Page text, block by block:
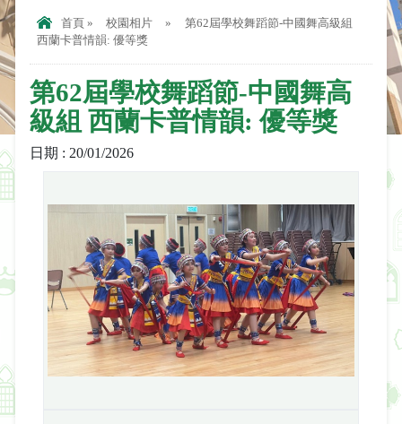
首頁 » 校園相片 »
第62屆學校舞蹈節-中國舞高級組
西蘭卡普情韻: 優等獎
第62屆學校舞蹈節-中國舞高
級組 西蘭卡普情韻: 優等獎
日期 : 20/01/2026